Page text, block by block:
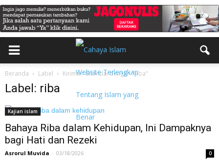
Beranda Label Kiriman ditandai dengan "riba"
Label: riba
Kajian islam
Bahaya Riba dalam Kehidupan, Ini Dampaknya
bagi Hati dan Rezeki
Asrorul Muvida - 03/18/2026 0